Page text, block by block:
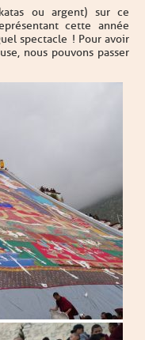
ou argent) sur ce
cette année
spectacle ! Pour avoir
nous pouvons passer